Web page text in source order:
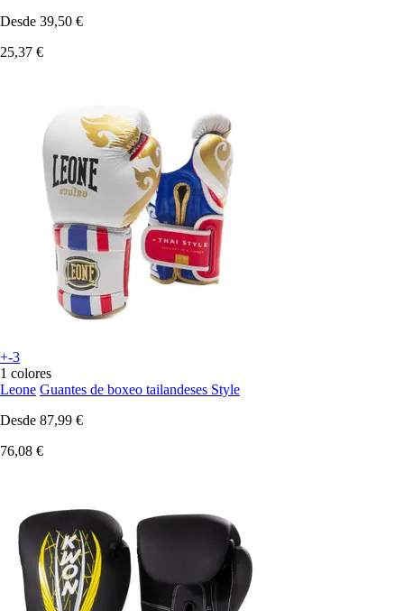
Desde 39,50 €
25,37 €
+-3
1 colores
Leone Guantes de boxeo tailandeses Style
Desde 87,99 €
76,08 €